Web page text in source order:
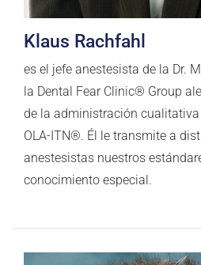
Klaus Rachfahl
es el jefe anestesista de la Dr.
la Dental Fear Clinic® Group
de la administración cualitativa
OLA-ITN®. Él le transmite a
anestesistas nuestros
conocimiento especial.